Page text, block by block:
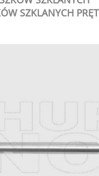
SZKLANYCH